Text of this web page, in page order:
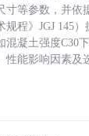
寸等参数，并依
规程》JGJ 145
凝土强度C30
性能影响因素及